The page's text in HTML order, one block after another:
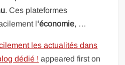
. Ces plateformes
l‘économie, …
les actualités dans
dédié ! appeared first on